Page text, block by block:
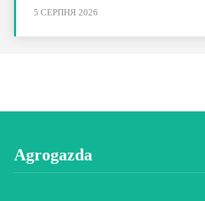
5 СЕРПНЯ 2026
Agrogazda